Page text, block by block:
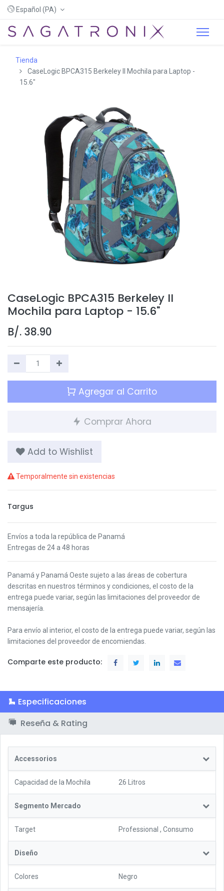
Español (PA)
Tienda
CaseLogic BPCA315 Berkeley II Mochila para Laptop -
15.6"
CaseLogic BPCA315 Berkeley II
Mochila para Laptop - 15.6"
B/. 38.90
Agregar al Carrito
Comprar Ahora
Add to Wishlist
Temporalmente sin existencias
Targus
Envíos a toda la república de Panamá
Entregas de 24 a 48 horas
Panamá y Panamá Oeste sujeto a las áreas de cobertura
descritas en nuestros términos y condiciones, el costo de la
entrega puede variar, según las limitaciones del proveedor de
mensajería.
Para envío al interior, el costo de la entrega puede variar, según las
limitaciones del proveedor de encomiendas.
Comparte este producto:
Especificaciones
Reseña & Rating
Accessorios
Capacidad de la Mochila 26 Litros
Segmento Mercado
Target Professional , Consumo
Diseño
Colores Negro